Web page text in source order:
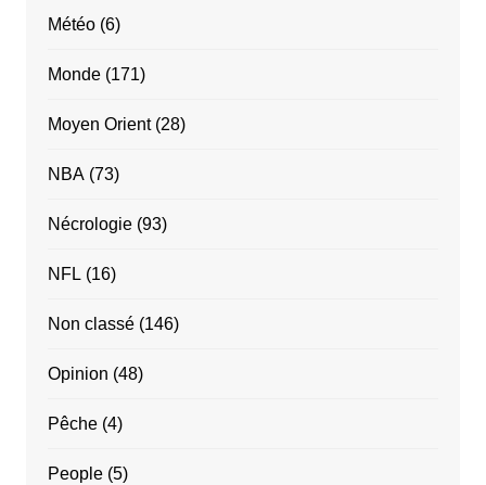
Météo(6)
Monde(171)
Moyen Orient(28)
NBA(73)
Nécrologie(93)
NFL (16)
Non classé(146)
Opinion (48)
Pêche(4)
People(5)